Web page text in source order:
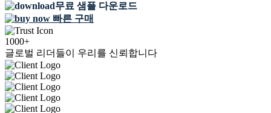
무료 샘플 다운로드
빠른 구매
1000+
글로벌 리더들이 우리를 신뢰합니다